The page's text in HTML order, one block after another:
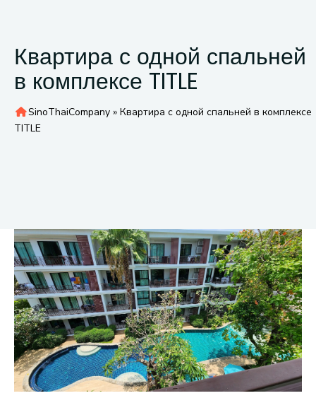
Квартира с одной спальней
в комплексе TITLE
SinoThaiCompany » Квартира с одной спальней в комплексе
TITLE